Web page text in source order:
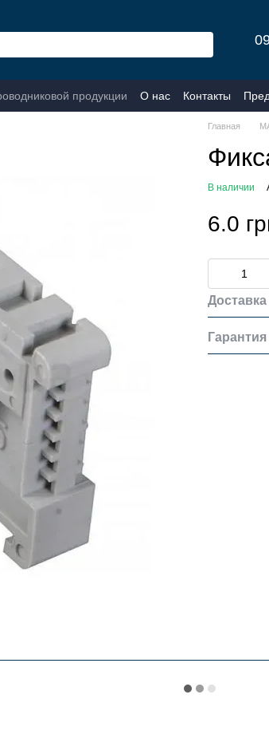
продукции О нас Контакты
Главная
В наличии
6.0
Доставка
Гарантия